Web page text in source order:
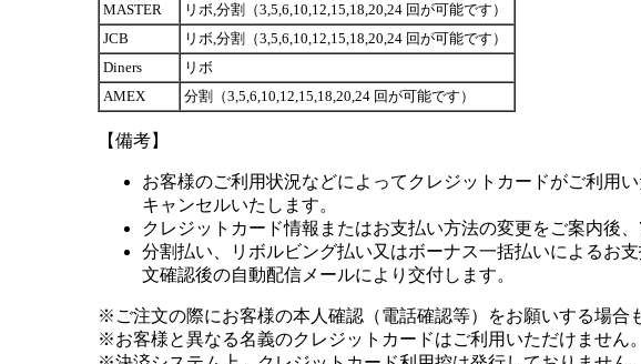
MASTER
リボ,分割（3,5,6,10,12,15,18,20,24 回が可能です）
JCB
リボ,分割（3,5,6,10,12,15,18,20,24 回が可能です）
Diners
リボ
AMEX
分割（3,5,6,10,12,15,18,20,24 回が可能です）
【備考】
お客様のご利用状況などによってクレジットカードがご利用
キャンセルいたします。
クレジットカード情報またはお支払い方法の変更をご案内後
分割払い、リボルビング払い又はボーナス一括払いによるお
文確認後の自動配信メールにより交付します。
※ご注文の際にお客様の本人確認（電話確認等）をお願いする場合
※お客様と異なる名義のクレジットカードはご利用いただけません。